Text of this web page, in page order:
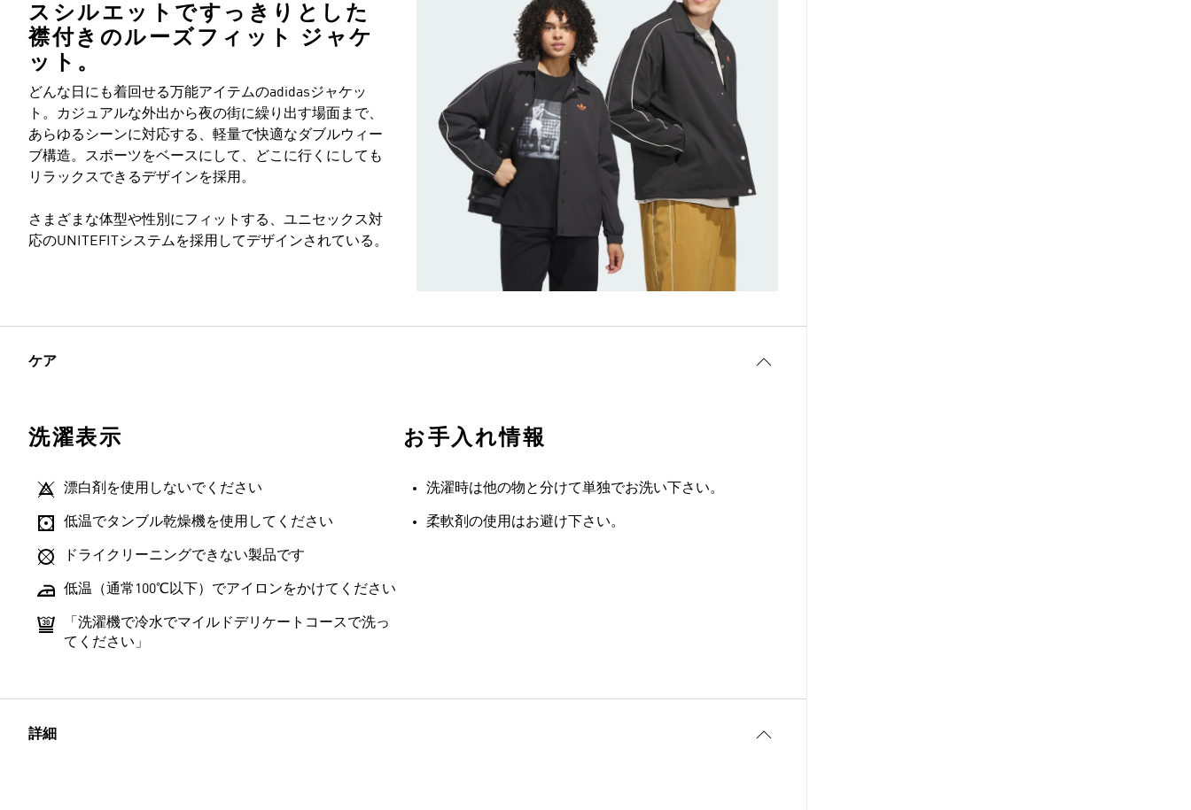
モデルのサイズ
スシルエットですっきりとした
襟付きのルーズフィット ジャケ
ット。
どんな日にも着回せる万能アイテムのadidasジャケッ
ト。カジュアルな外出から夜の街に繰り出す場面まで、
あらゆるシーンに対応する、軽量で快適なダブルウィー
ブ構造。スポーツをベースにして、どこに行くにしても
リラックスできるデザインを採用。
さまざまな体型や性別にフィットする、ユニセックス対
応のUNITEFITシステムを採用してデザインされている。
ケア
洗濯表示
漂白剤を使用しないでください
低温でタンブル乾燥機を使用してください
ドライクリーニングできない製品です
低温（通常100℃以下）でアイロンをかけてください
「洗濯機で冷水でマイルドデリケートコースで洗っ
てください」
お手入れ情報
洗濯時は他の物と分けて単独でお洗い下さい。
柔軟剤の使用はお避け下さい。
詳細